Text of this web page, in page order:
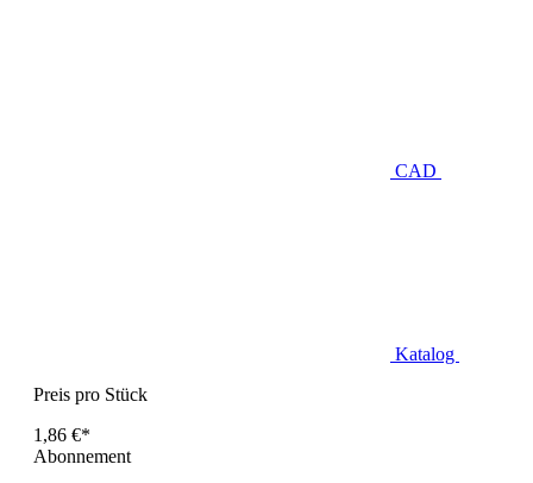
CAD
Katalog
Preis pro Stück
1,86 €*
Abonnement